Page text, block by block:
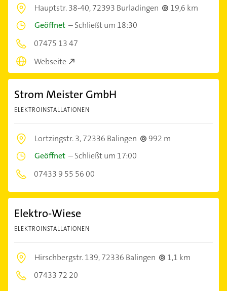
Hauptstr. 38-40,72393 Burladingen
19,6 km
Geöffnet –Schließt um 18:30
07475 13 47
Webseite
Strom Meister GmbH
ELEKTROINSTALLATIONEN
Lortzingstr. 3,72336 Balingen
992 m
Geöffnet –Schließt um 17:00
07433 9 55 56 00
Elektro-Wiese
ELEKTROINSTALLATIONEN
Hirschbergstr. 139,72336 Balingen
1,1 km
07433 72 20